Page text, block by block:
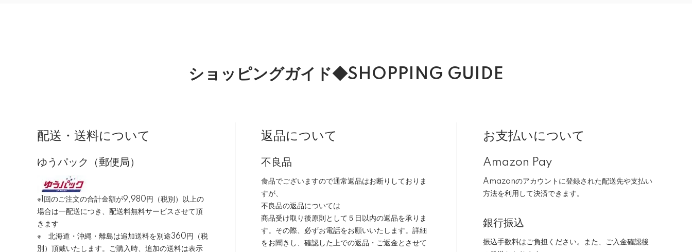
ショッピングガイド◆SHOPPING GUIDE
配送・送料について
ゆうパック（郵便局）
※1回のご注文の合計金額が9,980円（税別）以上の
場合は一配送につき、配送料無料サービスさせて頂
きます
※ 北海道・沖縄・離島は追加送料を別途360円（税
別）頂戴いたします。ご購入時、追加の送料は表示
返品について
不良品
食品でございますので通常返品はお断りしておりま
すが、
不良品の返品については
商品受け取り後原則として５日以内の返品を承りま
す。その際、必ずお電話をお願いいたします。詳細
をお聞きし、確認した上での返品・ご返金とさせて
お支払いについて
Amazon Pay
Amazonのアカウントに登録された配送先や支払い
方法を利用して決済できます。
銀行振込
振込手数料はご負担ください。また、ご入金確認後